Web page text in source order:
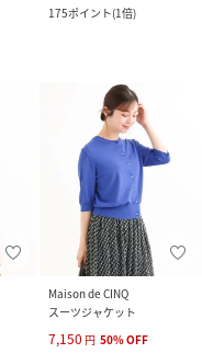
175ポイント(1倍)
Maison de CINQ
スーツジャケット
7,150 円 50%OFF